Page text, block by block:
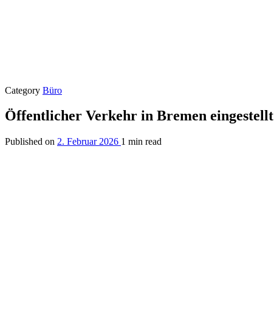
Category Büro
Öffentlicher Verkehr in Bremen eingestellt
Published on 2. Februar 2026 1 min read